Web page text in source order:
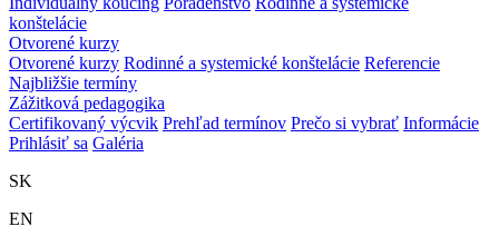
konštelácie
Otvorené kurzy
Otvorené kurzy Rodinné a systemické konštelácie Referencie
Najbližšie termíny
Zážitková pedagogika
Certifikovaný výcvik Prehľad termínov Prečo si vybrať Informácie
Prihlásiť sa Galéria
SK
EN